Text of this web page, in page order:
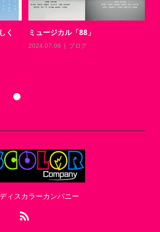
く
ミュージカル「88」
2024.07.06 ブログ
ィスカラーカンパニー